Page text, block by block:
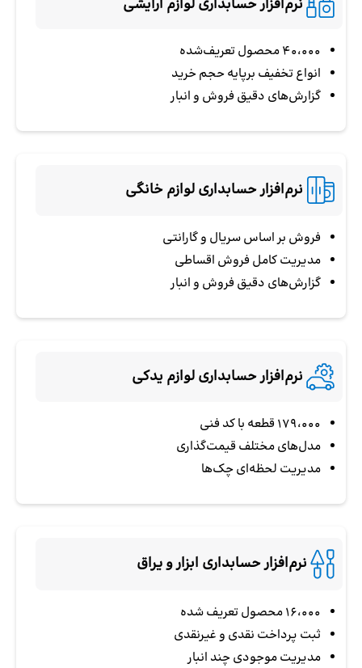
نرم‌افزار حسابداری لوازم آرایشی
40،000 محصول تعریف‌شده
انواع تخفیف برپایه حجم خرید
گزارش‌های دقیق فروش و انبار
نرم‌افزار حسابداری لوازم خانگی
فروش بر اساس سریال و گارانتی
مدیریت کامل فروش اقساطی
گزارش‌های دقیق فروش و انبار
نرم‌افزار حسابداری لوازم یدکی
۱۷۹،۰۰۰ قطعه با کد فنی
مدل‌های مختلف قیمت‌گذاری
مدیریت لحظه‌ای چک‌ها
نرم‌افزار حسابداری ابزار و یراق
16،000 محصول تعریف شده
ثبت پرداخت نقدی و غیرنقدی
مدیریت موجودی چند انبار